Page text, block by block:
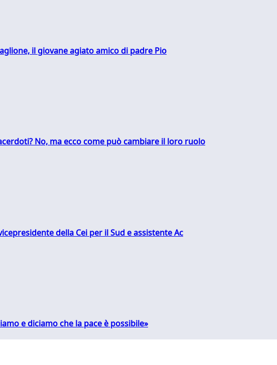
il giovane agiato amico di padre Pio
No, ma ecco come può cambiare il loro ruolo
della Cei per il Sud e assistente Ac
e diciamo che la pace è possibile»